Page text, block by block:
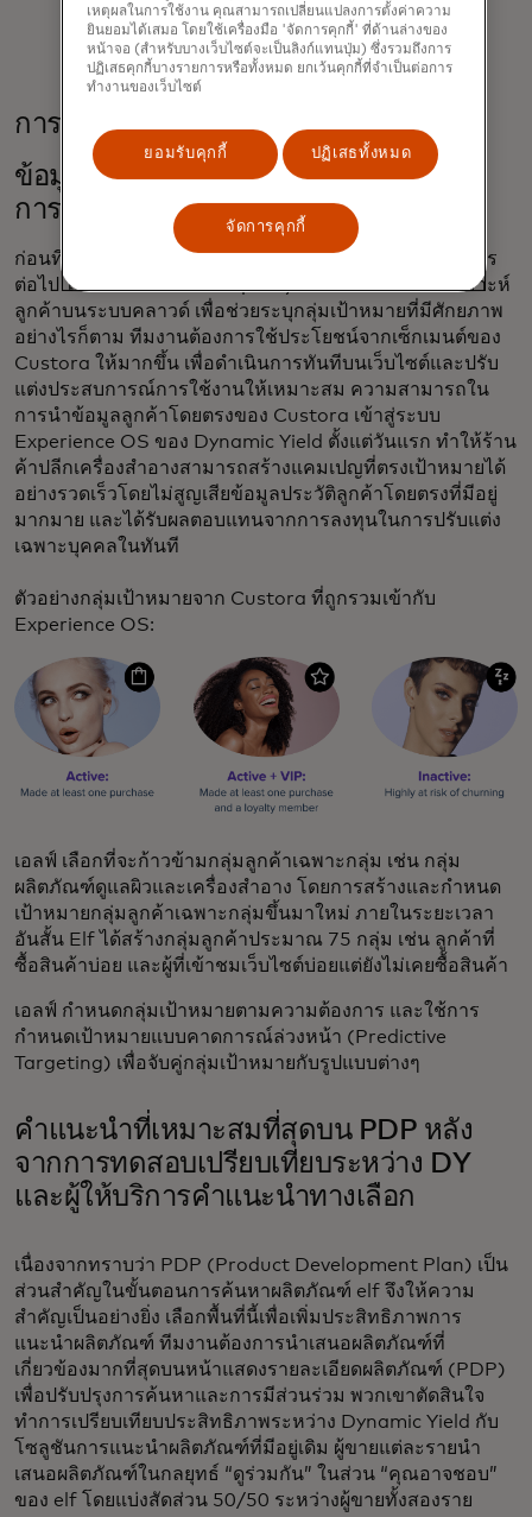
การประหารชีวิต
ข้อมูลลูกค้าบุคคลที่หนึ่งในอดีตได้รับ
การนำเข้าและเปิดใช้งานตั้งแต่วันแรก
ก่อนที่จะผสานรวมกับ Dynamic Yield นั้น elf จะดำเนินการ
ต่อไป ใช้ Custora จาก Amperity ซึ่งเป็นซอฟต์แวร์วิเคราะห์
ลูกค้าบนระบบคลาวด์ เพื่อช่วยระบุกลุ่มเป้าหมายที่มีศักยภาพ
อย่างไรก็ตาม ทีมงานต้องการใช้ประโยชน์จากเซ็กเมนต์ของ
Custora ให้มากขึ้น เพื่อดำเนินการทันทีบนเว็บไซต์และปรับ
แต่งประสบการณ์การใช้งานให้เหมาะสม ความสามารถใน
การนำข้อมูลลูกค้าโดยตรงของ Custora เข้าสู่ระบบ
Experience OS ของ Dynamic Yield ตั้งแต่วันแรก ทำให้ร้าน
ค้าปลีกเครื่องสำอางสามารถสร้างแคมเปญที่ตรงเป้าหมายได้
อย่างรวดเร็วโดยไม่สูญเสียข้อมูลประวัติลูกค้าโดยตรงที่มีอยู่
มากมาย และได้รับผลตอบแทนจากการลงทุนในการปรับแต่ง
เฉพาะบุคคลในทันที
ตัวอย่างกลุ่มเป้าหมายจาก Custora ที่ถูกรวมเข้ากับ
Experience OS:
เอลฟ์ เลือกที่จะก้าวข้ามกลุ่มลูกค้าเฉพาะกลุ่ม เช่น กลุ่ม
ผลิตภัณฑ์ดูแลผิวและเครื่องสำอาง โดยการสร้างและกำหนด
เป้าหมายกลุ่มลูกค้าเฉพาะกลุ่มขึ้นมาใหม่ ภายในระยะเวลา
อันสั้น Elf ได้สร้างกลุ่มลูกค้าประมาณ 75 กลุ่ม เช่น ลูกค้าที่
ซื้อสินค้าบ่อย และผู้ที่เข้าชมเว็บไซต์บ่อยแต่ยังไม่เคยซื้อสินค้า
เอลฟ์ กำหนดกลุ่มเป้าหมายตามความต้องการ และใช้การ
กำหนดเป้าหมายแบบคาดการณ์ล่วงหน้า (Predictive
Targeting) เพื่อจับคู่กลุ่มเป้าหมายกับรูปแบบต่างๆ
คำแนะนำที่เหมาะสมที่สุดบน PDP หลัง
จากการทดสอบเปรียบเทียบระหว่าง DY
และผู้ให้บริการคำแนะนำทางเลือก
เนื่องจากทราบว่า PDP (Product Development Plan) เป็น
ส่วนสำคัญในขั้นตอนการค้นหาผลิตภัณฑ์ elf จึงให้ความ
สำคัญเป็นอย่างยิ่ง เลือกพื้นที่นี้เพื่อเพิ่มประสิทธิภาพการ
แนะนำผลิตภัณฑ์ ทีมงานต้องการนำเสนอผลิตภัณฑ์ที่
เกี่ยวข้องมากที่สุดบนหน้าแสดงรายละเอียดผลิตภัณฑ์ (PDP)
เพื่อปรับปรุงการค้นหาและการมีส่วนร่วม พวกเขาตัดสินใจ
ทำการเปรียบเทียบประสิทธิภาพระหว่าง Dynamic Yield กับ
โซลูชันการแนะนำผลิตภัณฑ์ที่มีอยู่เดิม ผู้ขายแต่ละรายนำ
เสนอผลิตภัณฑ์ในกลยุทธ์ “ดูร่วมกัน” ในส่วน “คุณอาจชอบ”
ของ elf โดยแบ่งสัดส่วน 50/50 ระหว่างผู้ขายทั้งสองราย
เหตุผลในการใช้งาน คุณสามารถเปลี่ยนแปลงการตั้งค่าความ
ยินยอมได้เสมอ โดยใช้เครื่องมือ 'จัดการคุกกี้' ที่ด้านล่างของ
หน้าจอ (สำหรับบางเว็บไซต์จะเป็นลิงก์แทนปุ่ม) ซึ่งรวมถึงการ
ปฏิเสธคุกกี้บางรายการหรือทั้งหมด ยกเว้นคุกกี้ที่จำเป็นต่อการ
ทำงานของเว็บไซต์
ยอมรับคุกกี้ ปฏิเสธทั้งหมด
จัดการคุกกี้